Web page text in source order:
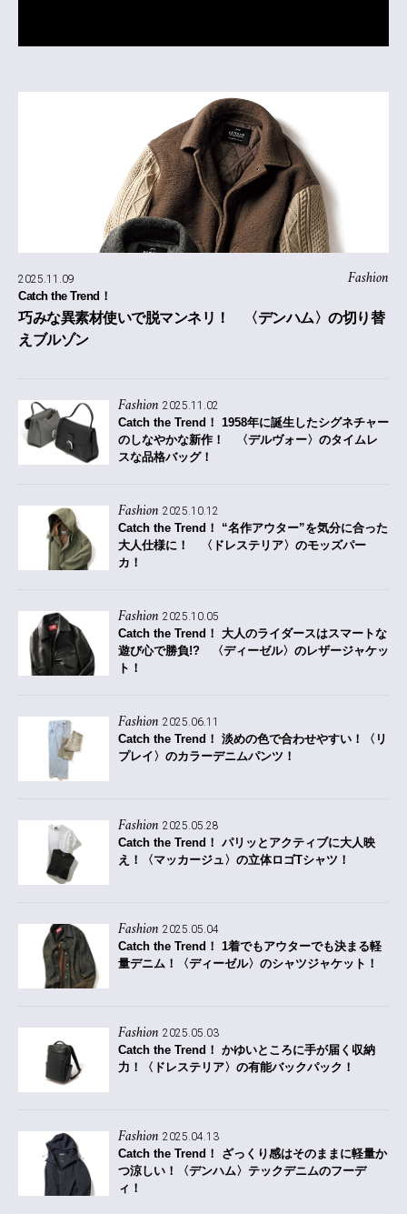
Fashion
2025.11.09
Catch the Trend！
巧みな異素材使いで脱マンネリ！ 〈デンハム〉の切り替
えブルゾン
Fashion 2025.11.02
Catch the Trend！ 1958年に誕生したシグネチャー
のしなやかな新作！ 〈デルヴォー〉のタイムレ
スな品格バッグ！
Fashion 2025.10.12
Catch the Trend！
“名作アウター”を気分に合った
大人仕様に！ 〈ドレステリア〉のモッズパー
カ！
Fashion 2025.10.05
Catch the Trend！ 大人のライダースはスマートな
遊び心で勝負!? 〈ディーゼル〉のレザージャケッ
ト！
Fashion 2025.06.11
Catch the Trend！ 淡めの色で合わせやすい！〈リ
プレイ〉のカラーデニムパンツ！
Fashion 2025.05.28
Catch the Trend！ パリッとアクティブに大人映
え！〈マッカージュ〉の立体ロゴTシャツ！
Fashion 2025.05.04
Catch the Trend！ 1着でもアウターでも決まる軽
量デニム！〈ディーゼル〉のシャツジャケット！
Fashion 2025.05.03
Catch the Trend！ かゆいところに手が届く収納
力！〈ドレステリア〉の有能バックパック！
Fashion 2025.04.13
Catch the Trend！
ざっくり感はそのままに軽量か
つ涼しい！〈デンハム〉テックデニムのフーデ
ィ！